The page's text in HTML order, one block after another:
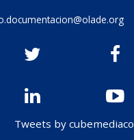
Tweets by cubemediaco